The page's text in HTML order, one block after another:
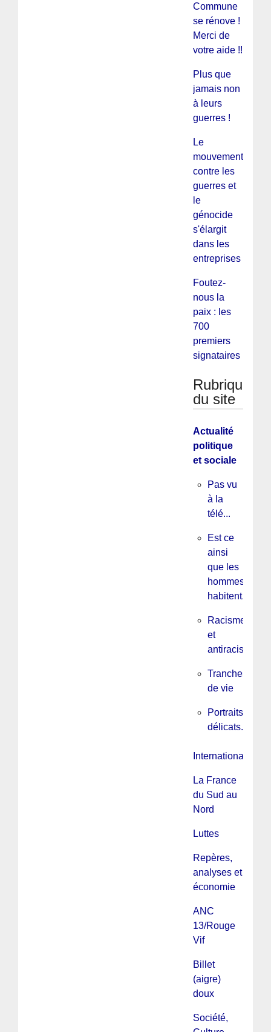
Commune
se rénove !
Merci de
votre aide !!
Plus que
jamais non
à leurs
guerres !
Le
mouvement
contre les
guerres et
le
génocide
s'élargit
dans les
entreprises
Foutez-
nous la
paix : les
700
premiers
signataires
Rubriques
du site
Actualité
politique
et sociale
Pas vu
à la
télé...
Est ce
ainsi
que les
hommes
habitent...
Racisme
et
antiracisme
Tranches
de vie
Portraits
délicats...
International
La France
du Sud au
Nord
Luttes
Repères,
analyses et
économie
ANC
13/Rouge
Vif
Billet
(aigre)
doux
Société,